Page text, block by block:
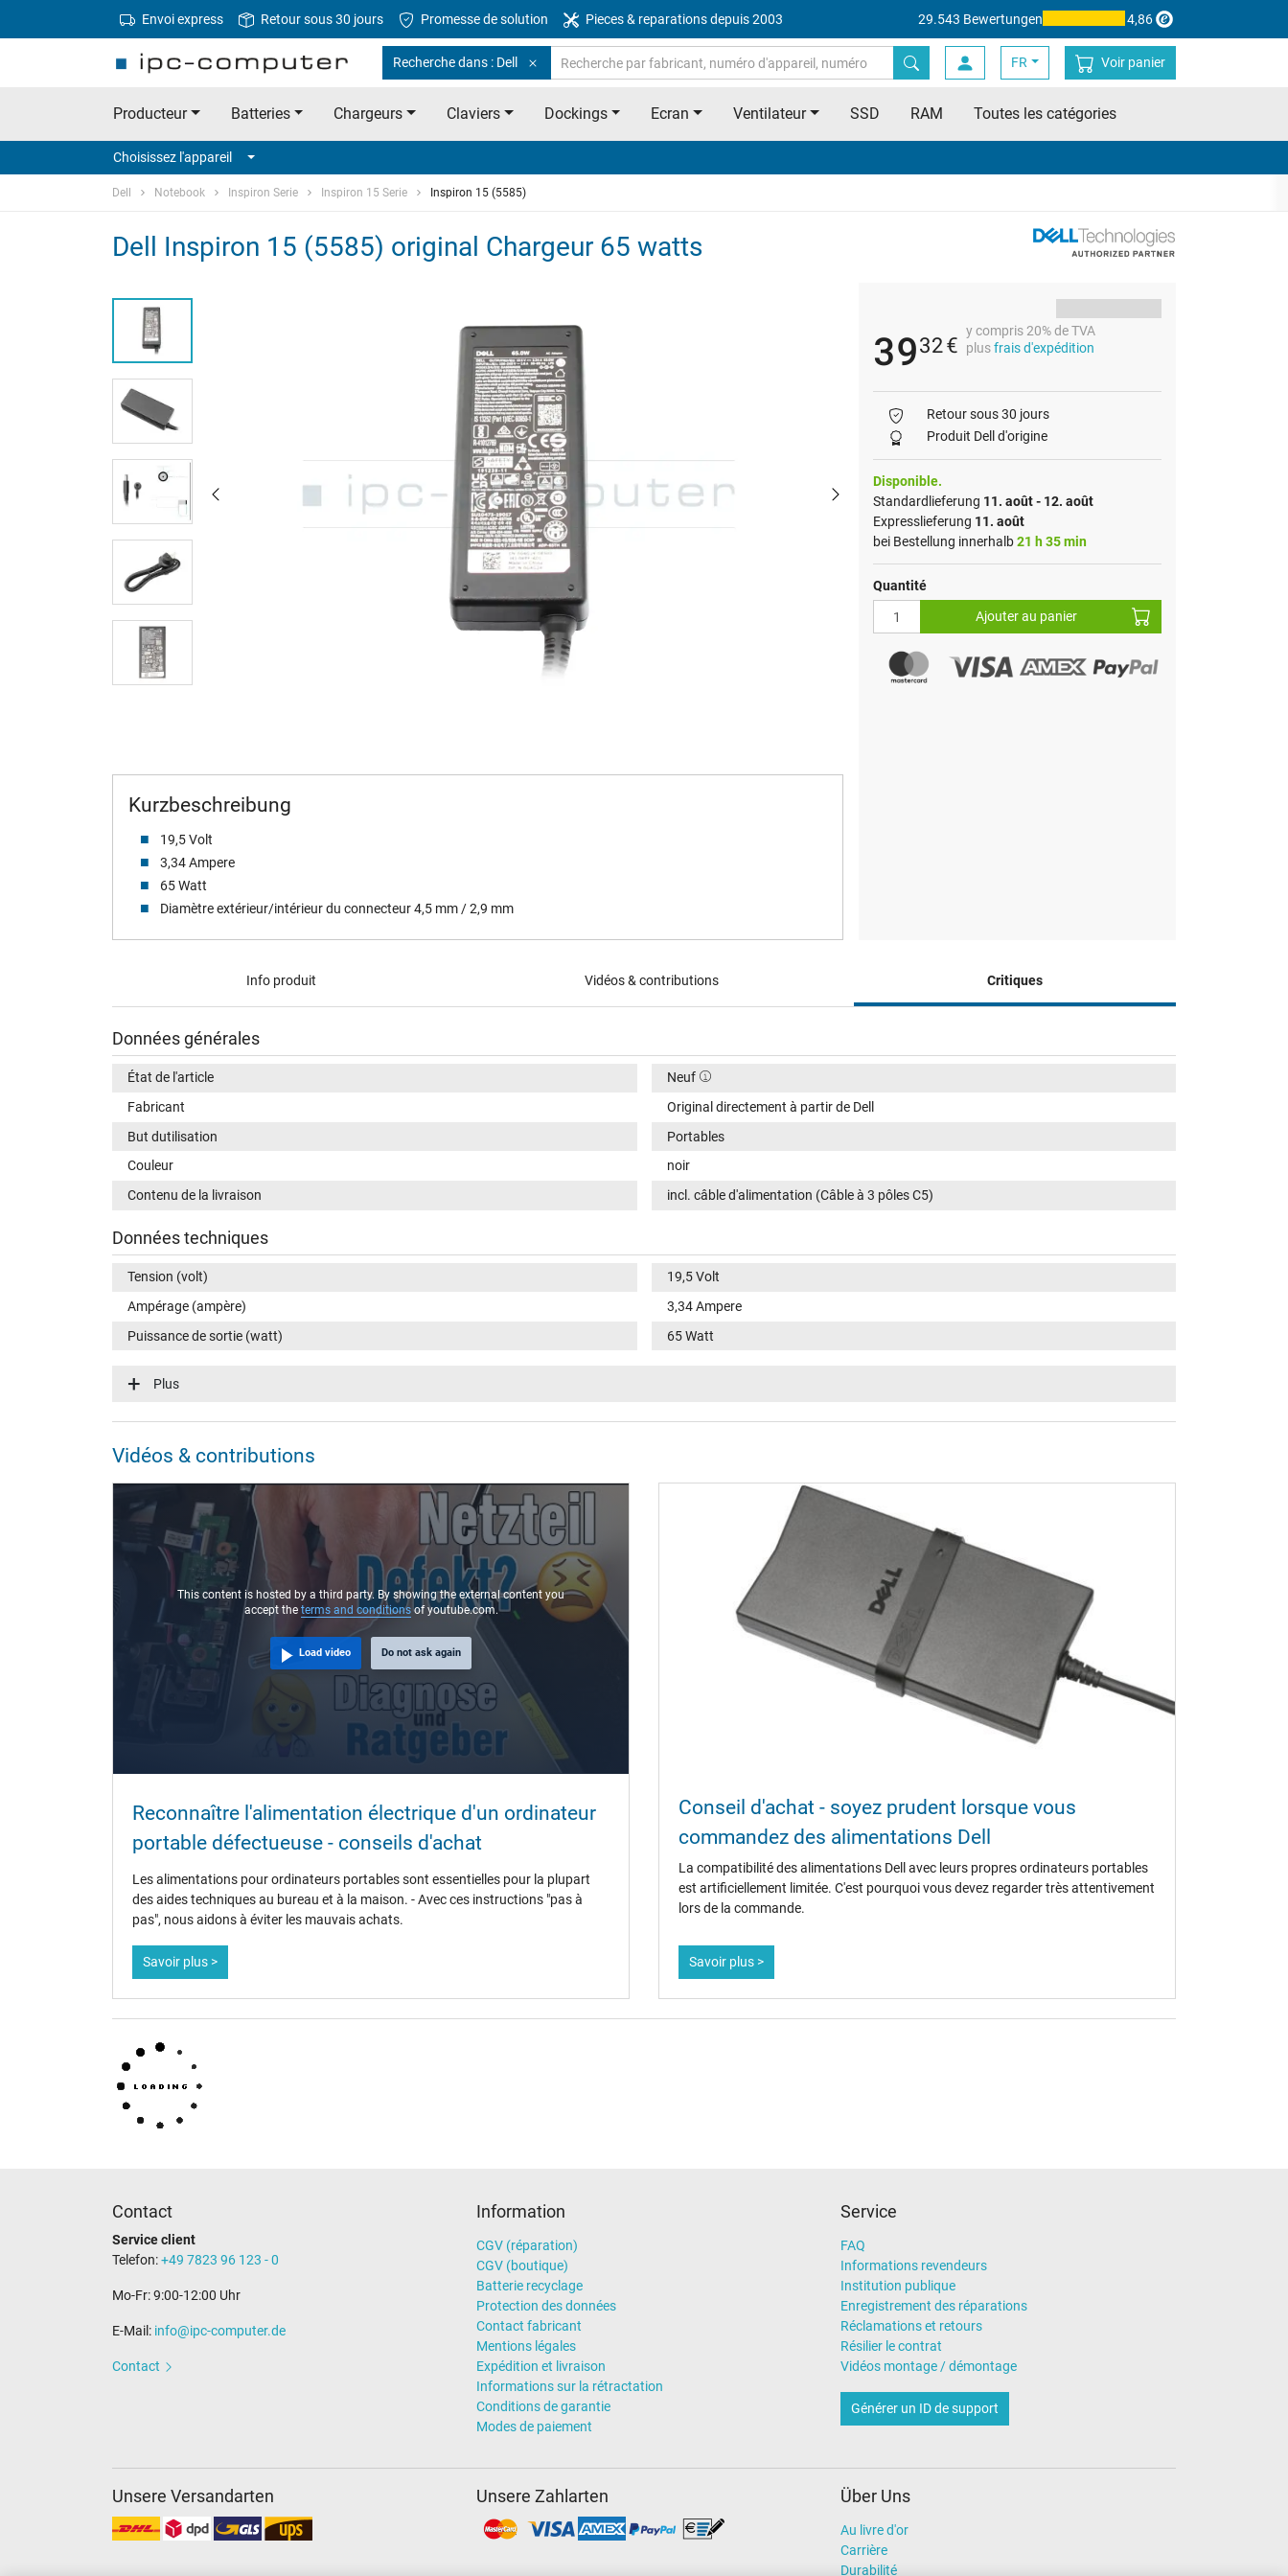
Envoi express Retour sous 30 jours Promesse de solution Pieces & reparations depuis 2003 29.543 Bewertungen 4,86
Recherche dans : Dell FR Voir panier
Producteur Batteries Chargeurs Claviers Dockings Ecran Ventilateur SSD RAM Toutes les catégories
Choisissez l'appareil
Dell Notebook Inspiron Serie Inspiron 15 Serie Inspiron 15 (5585)
Dell Inspiron 15 (5585) original Chargeur 65 watts
Kurzbeschreibung
19,5 Volt
3,34 Ampere
65 Watt
Diamètre extérieur/intérieur du connecteur 4,5 mm / 2,9 mm
3932€ y compris 20% de TVA
plusfrais d'expédition
Retour sous 30 jours
Produit Dell d'origine
Disponible.
Standardlieferung 11. août - 12. août
Expresslieferung 11. août
bei Bestellung innerhalb21 h 35 min
Quantité
Ajouter au panier
Info produit Vidéos & contributions Critiques
Données générales
État de l'article
Neuf
Fabricant
Original directement à partir de Dell
But dutilisation
Portables
Couleur
noir
Contenu de la livraison
incl. câble d'alimentation (Câble à 3 pôles C5)
Données techniques
Tension (volt)
19,5 Volt
Ampérage (ampère)
3,34 Ampere
Puissance de sortie (watt)
65 Watt
Efficience énergétique
Fonction LED
fonction LED dans la fiche
Connecteur du portable
Type / forme du connecteur
Longueur de la fiche (mm)
Diamètre extérieur/intérieur du connecteur
4,5 mm / 2,9 mm
Broche dans la fiche
Longueur du câble de connexion (m) (env.)
Longueur / Largeur / Hauteur
Sceau dapprobation
CCC
CE
IRAM
Marque UL
PCT
PSE
SEC
Service de Contrôle Technique
Catégorie
Utilisation
Plus
Vidéos & contributions
This content is hosted by a third party. By showing the external content you
accept the terms and conditionsof youtube.com.
Load video Do not ask again
Reconnaître l'alimentation électrique d'un ordinateur
portable défectueuse - conseils d'achat
Les alimentations pour ordinateurs portables sont essentielles pour la plupart
des aides techniques au bureau et à la maison. - Avec ces instructions "pas à
pas", nous aidons à éviter les mauvais achats.
Savoir plus >
Conseil d'achat - soyez prudent lorsque vous
commandez des alimentations Dell
La compatibilité des alimentations Dell avec leurs propres ordinateurs portables
est artificiellement limitée. C'est pourquoi vous devez regarder très attentivement
lors de la commande.
Savoir plus >
Contact
Service client
Telefon:+49 7823 96 123 - 0
Mo-Fr: 9:00-12:00 Uhr
E-Mail: info@ipc-computer.de
Contact
Information
CGV (réparation)
CGV (boutique)
Batterie recyclage
Protection des données
Contact fabricant
Mentions légales
Expédition et livraison
Informations sur la rétractation
Conditions de garantie
Modes de paiement
Service
FAQ
Informations revendeurs
Institution publique
Enregistrement des réparations
Réclamations et retours
Résilier le contrat
Vidéos montage / démontage
Générer un ID de support
Über Uns
Au livre d'or
Carrière
Durabilité
Unsere Versandarten Unsere Zahlarten